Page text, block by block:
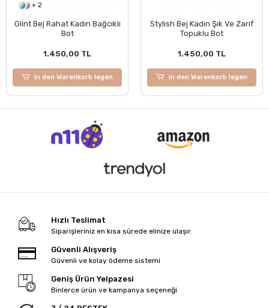
+ 2
Glint Bej Rahat Kadın Bağcıklı
Bot
1.450,00 TL
In den Warenkorb legen
Stylish Bej Kadın Şık Ve Zarif
Topuklu Bot
1.450,00 TL
In den Warenkorb legen
Hızlı Teslimat
Siparişleriniz en kısa sürede elinize ulaşır.
Güvenli Alışveriş
Güvenli ve kolay ödeme sistemi
Geniş Ürün Yelpazesi
Binlerce ürün ve kampanya seçeneği